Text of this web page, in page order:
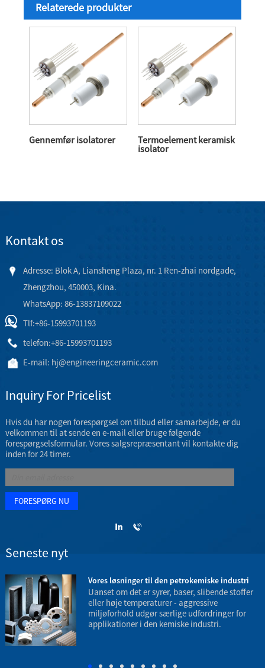
Relaterede produkter
Gennemfør isolatorer Termoelement keramisk
isolator
Kontakt os
Adresse: Blok A, Liansheng Plaza, nr. 1 Ren-zhai nordgade,
Zhengzhou, 450003, Kina.
WhatsApp: 86-13837109022
Tlf:+86-15993701193
telefon:+86-15993701193
E-mail: hj@engineeringceramic.com
Inquiry For Pricelist
Hvis du har nogen forespørgsel om tilbud eller samarbejde, er du
velkommen til at sende en e-mail eller bruge følgende
forespørgselsformular. Vores salgsrepræsentant vil kontakte dig
inden for 24 timer.
Seneste nyt
Vores løsninger til den petrokemiske industri
Uanset om det er syrer, baser, slibende stoffer
eller høje temperaturer - aggressive
miljøforhold udgør særlige udfordringer for
applikationer i den kemiske industri.